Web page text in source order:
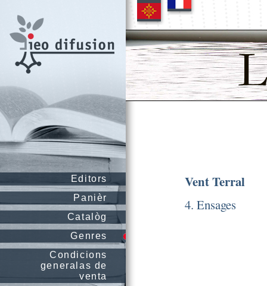
Editors
Panièr
Catalòg
Genres
Condicions
generalas de
venta
Vent Terral
4. Ensages